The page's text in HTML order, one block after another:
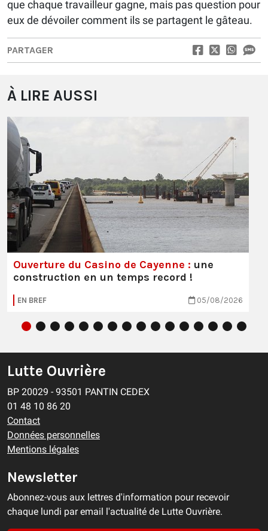
que chaque travailleur gagne, mais pas question pour
eux de dévoiler comment ils se partagent le gâteau.
PARTAGER
À LIRE AUSSI
Ouverture du Casino de Cayenne : une
construction en un temps record !
EN BREF 05/08/2026
Lutte Ouvrière
BP 20029 - 93501 PANTIN CEDEX
01 48 10 86 20
Contact
Données personnelles
Mentions légales
Newsletter
Abonnez-vous aux lettres d'information pour recevoir
chaque lundi par email l'actualité de Lutte Ouvrière.